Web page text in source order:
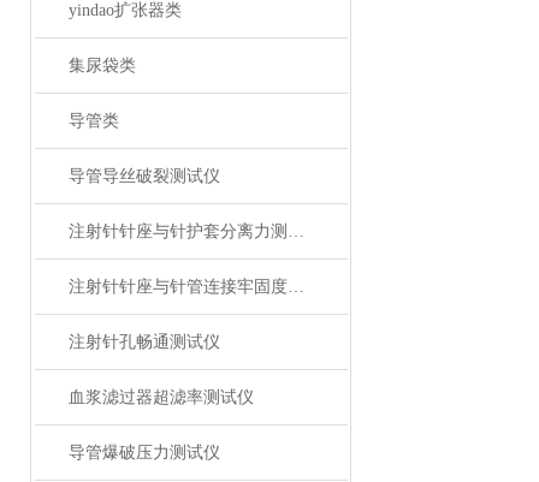
yindao扩张器类
集尿袋类
导管类
导管导丝破裂测试仪
注射针针座与针护套分离力测试仪
注射针针座与针管连接牢固度测试仪
注射针孔畅通测试仪
血浆滤过器超滤率测试仪
导管爆破压力测试仪